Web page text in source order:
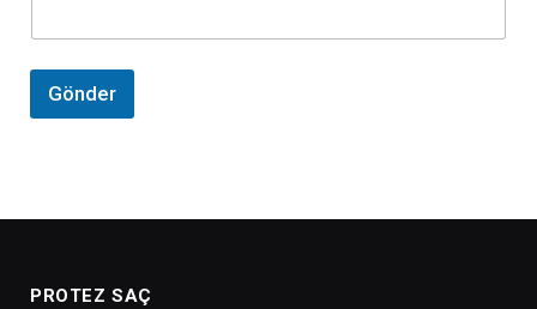
f
n
e
o
Gönder
PROTEZ SAÇ